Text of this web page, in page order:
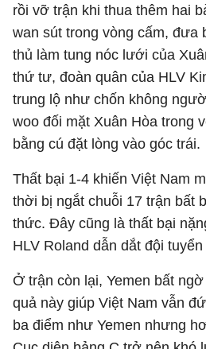
rồi vỡ trận khi thua thêm hai
wan sút trong vòng cấm, đưa
thủ làm tung nóc lưới của
thứ tư, đoàn quân của HLV
trung lộ như chốn không
woo đối mặt Xuân Hòa trong
bằng cú đặt lòng vào góc trái.
Thất bại 1-4 khiến Việt Nam
thời bị ngắt chuỗi 17 trận bất
thức. Đây cũng là thất bại
HLV Roland dẫn dắt đội
Ở trận còn lại, Yemen bất
quả này giúp Việt Nam vẫn
ba điểm như Yemen nhưng